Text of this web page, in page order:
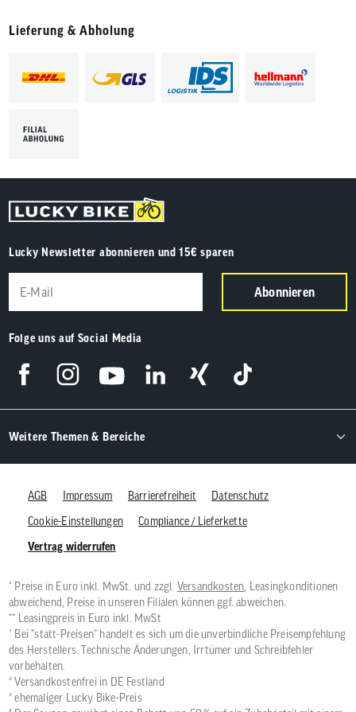
Lieferung & Abholung
Lucky Newsletter abonnieren und 15€ sparen
Abonnieren
Folge uns auf Social Media
Weitere Themen & Bereiche
AGB Impressum Barrierefreiheit
Datenschutz
Cookie-Einstellungen
Compliance / Lieferkette
Vertrag widerrufen
* Preise in Euro inkl. MwSt. und zzgl. Versandkosten , Leasingkonditionen
abweichend, Preise in unseren Filialen können ggf. abweichen.
** Leasingpreis in Euro inkl. MwSt
¹ Bei "statt-Preisen" handelt es sich um die unverbindliche Preisempfehlung
des Herstellers. Technische Änderungen, Irrtümer und Schreibfehler
vorbehalten.
² Versandkostenfrei in DE Festland
³ ehemaliger Lucky Bike-Preis